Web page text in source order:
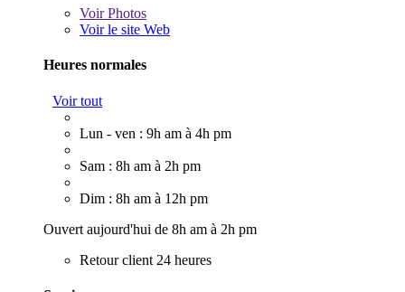
VoirPhotos
Voir le site Web
Heures normales
Voir tout
Lun - ven : 9h am à 4h pm
Sam : 8h am à 2h pm
Dim : 8h am à 12h pm
Ouvert aujourd'hui de 8h am à 2h pm
Retour client 24 heures